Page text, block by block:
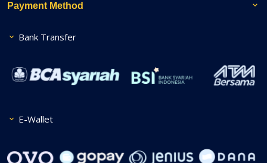
Payment Method
Bank Transfer
E-Wallet